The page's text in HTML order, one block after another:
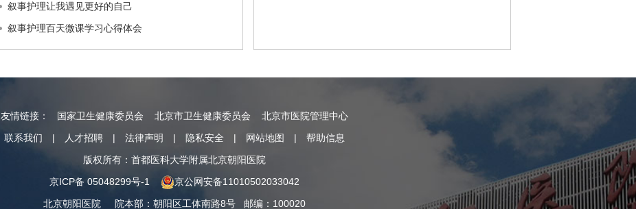
叙事护理让我遇见更好的自己
叙事护理百天微课学习心得体会
友情链接： 国家卫生健康委员会 北京市卫生健康委员会
北京市医院管理中心
联系我们
| 人才招聘 | 法律声明 | 隐私安全 | 网站地图 |
帮助信息
版权所有：首都医科大学附属北京朝阳医院
京ICP备 05048299号-1
京公网安备11010502033042
北京朝阳医院
院本部 ： 朝阳区工体南路8号 邮编：100020